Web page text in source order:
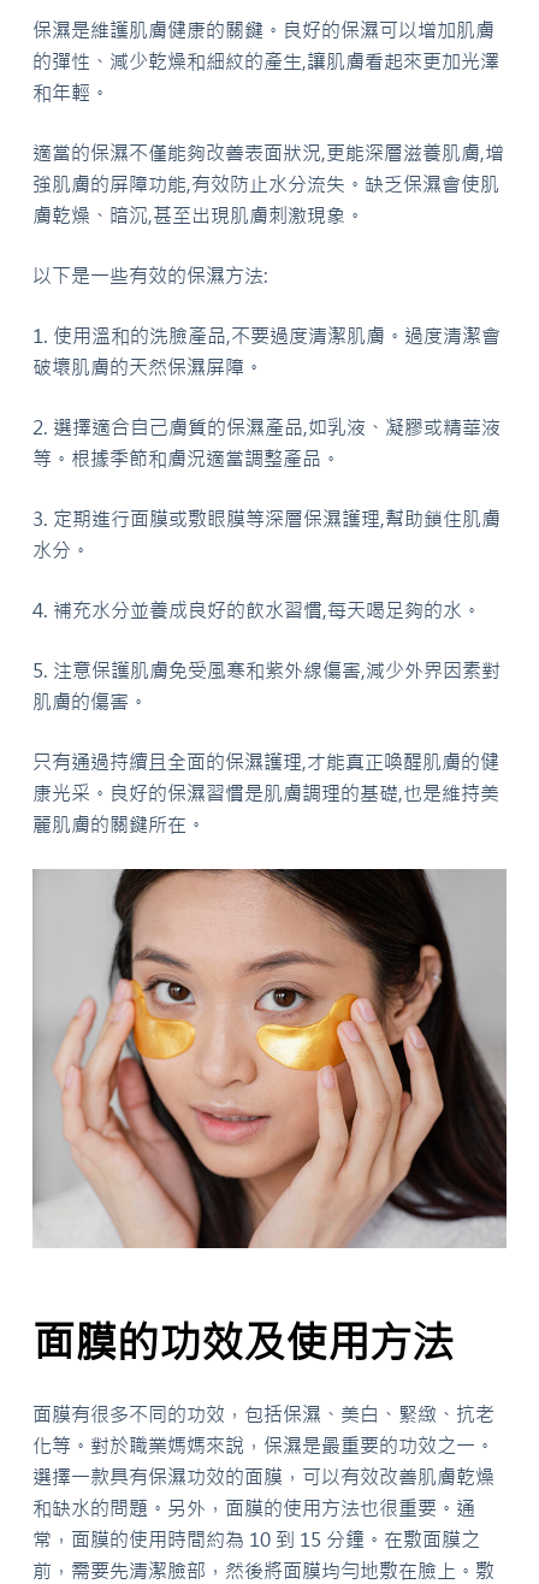
保濕是維護肌膚健康的關鍵。良好的保濕可以增加肌膚
的彈性、減少乾燥和細紋的產生,讓肌膚看起來更加光澤
和年輕。
適當的保濕不僅能夠改善表面狀況,更能深層滋養肌膚,增
強肌膚的屏障功能,有效防止水分流失。缺乏保濕會使肌
膚乾燥、暗沉,甚至出現肌膚刺激現象。
以下是一些有效的保濕方法:
1. 使用溫和的洗臉產品,不要過度清潔肌膚。過度清潔會
破壞肌膚的天然保濕屏障。
2. 選擇適合自己膚質的保濕產品,如乳液、凝膠或精華液
等。根據季節和膚況適當調整產品。
3. 定期進行面膜或敷眼膜等深層保濕護理,幫助鎖住肌膚
水分。
4. 補充水分並養成良好的飲水習慣,每天喝足夠的水。
5. 注意保護肌膚免受風寒和紫外線傷害,減少外界因素對
肌膚的傷害。
只有通過持續且全面的保濕護理,才能真正喚醒肌膚的健
康光采。良好的保濕習慣是肌膚調理的基礎,也是維持美
麗肌膚的關鍵所在。
面膜的功效及使用方法
面膜有很多不同的功效，包括保濕、美白、緊緻、抗老
化等。對於職業媽媽來說，保濕是最重要的功效之一。
選擇一款具有保濕功效的面膜，可以有效改善肌膚乾燥
和缺水的問題。另外，面膜的使用方法也很重要。通
常，面膜的使用時間約為 10 到 15 分鐘。在敷面膜之
前，需要先清潔臉部，然後將面膜均勻地敷在臉上。敷